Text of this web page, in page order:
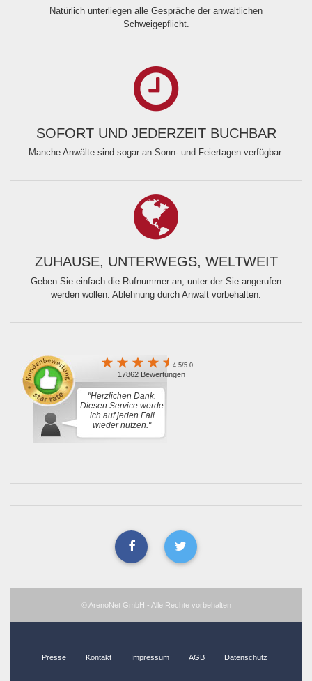
Natürlich unterliegen alle Gespräche der anwaltlichen
Schweigepflicht.
SOFORT UND JEDERZEIT BUCHBAR
Manche Anwälte sind sogar an Sonn- und Feiertagen verfügbar.
ZUHAUSE, UNTERWEGS, WELTWEIT
Geben Sie einfach die Rufnummer an, unter der Sie angerufen
werden wollen. Ablehnung durch Anwalt vorbehalten.
4.5/5.0
17862 Bewertungen
"Herzlichen Dank.
Diesen Service werde
ich auf jeden Fall
wieder nutzen."
© ArenoNet GmbH - Alle Rechte vorbehalten
Presse Kontakt Impressum AGB Datenschutz